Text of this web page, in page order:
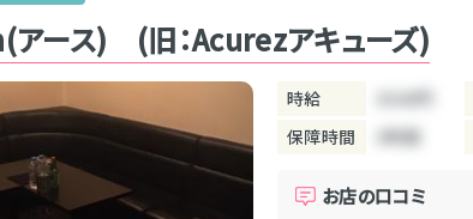
アース) (旧：Acurezアキューズ)
時給 3500円
保障時間
3時間
お店の口コミ